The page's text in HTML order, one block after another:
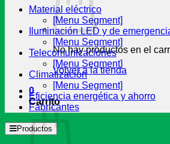
No hay productos en el
Volver a la tienda
0
Carrito
Material eléctrico
[Menu Segment]
Iluminación LED y de
[Menu Segment]
Telecomunicaciones
[Menu Segment]
Climatización
[Menu Segment]
Eficiencia energética y ahorro
Fabricantes
Productos